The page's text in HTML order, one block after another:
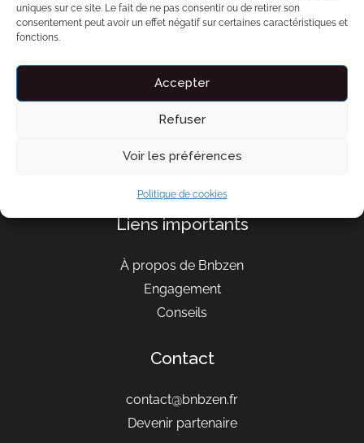
uniques sur ce site. Le fait de ne pas consentir ou de retirer son
consentement peut avoir un effet négatif sur certaines caractéristiques et
fonctions.
Accepter
Refuser
Voir les préférences
Politique de cookies
Liens importants
À propos de Bnbzen
Engagement
Conseils
Contact
contact@bnbzen.fr
Devenir partenaire